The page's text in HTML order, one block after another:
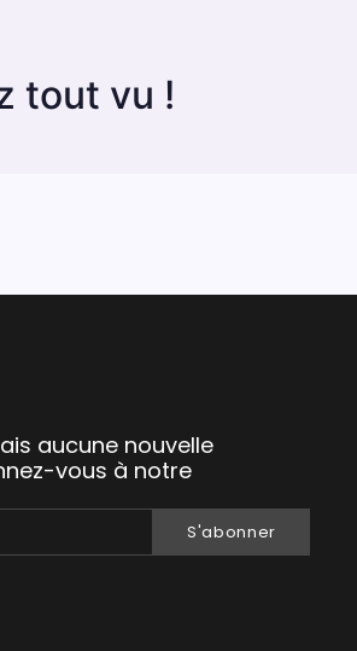
tout vu !
aucune nouvelle
vous à notre
S'abonner